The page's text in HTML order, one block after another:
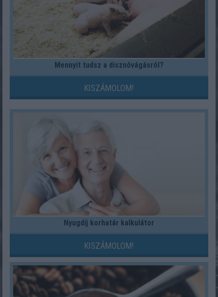
Mennyit tudsz a disznóvágásról?
KISZÁMOLOM!
Nyugdíj korhatár kalkulátor
KISZÁMOLOM!